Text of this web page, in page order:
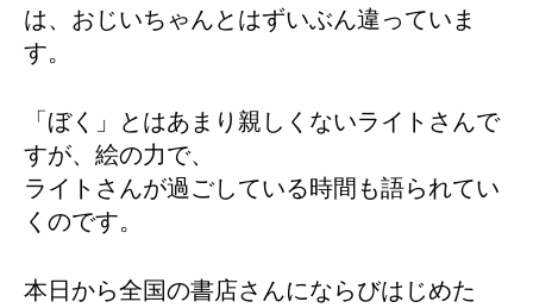
は、おじいちゃんとはずいぶん違っていま
す。
「ぼく」とはあまり親しくないライトさんで
すが、絵の力で、
ライトさんが過ごしている時間も語られてい
くのです。
本日から全国の書店さんにならびはじめた